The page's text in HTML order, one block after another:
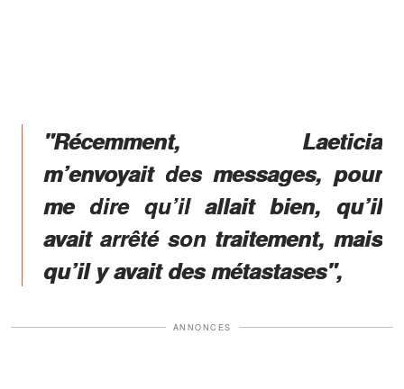
"Récemment, Laeticia
m’envoyait des messages, pour
me dire qu’il allait bien, qu’il
avait arrêté son traitement, mais
qu’il y avait des métastases",
ANNONCES